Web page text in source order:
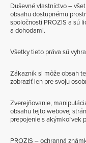
Duševné vlastníctvo –
obsahu dostupnému
spoločnosti PROZIS a sú
a dohodami.
Všetky tieto práva sú
Zákazník si môže obsah
zobraziť len pre svoju
Zverejňovanie,
obsahu tejto webovej
prepojenie s akýmkoľvek
PROZIS – ochranná